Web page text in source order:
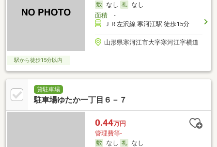
なし
なし
面積-
ＪＲ左沢線 寒河江駅 徒歩15分
山形県寒河江市大字寒河江字横道
駅から徒歩15分以内
貸駐車場
駐車場ゆたか一丁目６－７
0.44万円
管理費等-
なし
なし